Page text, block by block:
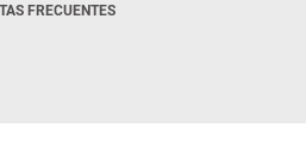
FRECUENTES